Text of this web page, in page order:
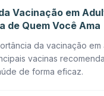
Vacinação em
de Quem Você Ama
da vacinação em
vacinas
de forma eficaz.